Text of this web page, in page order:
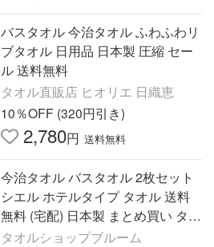
バスタオル 今治タオル ふわふわリ
ブタオル 日用品 日本製 圧縮 セー
ル 送料無料
タオル直販店 ヒオリエ 日織恵
10％OFF (320円引き)
2,780円 送料無料
今治タオル バスタオル 2枚セット
シエル ホテルタイプ タオル 送料
無料 (宅配) 日本製 まとめ買い タオ
ルセット 速乾 ホテル仕様
タオルショップブルーム